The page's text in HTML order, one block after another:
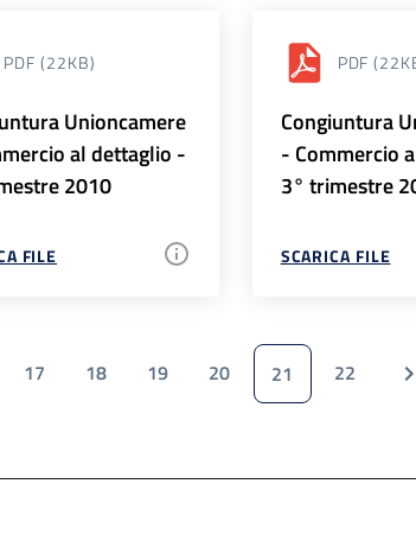
PDF (22KB)
Unioncamere
al dettaglio -
2010
FILE
PDF
Congiuntura
- Commercio
3° trimestre
SCARICA FILE
17 18 19 20 21 22